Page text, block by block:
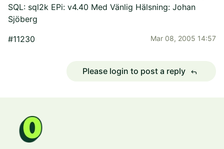
SQL: sql2k EPi: v4.40 Med Vänlig Hälsning: Johan
Sjöberg
#11230
Mar 08, 2005 14:57
Please login to post a reply reply